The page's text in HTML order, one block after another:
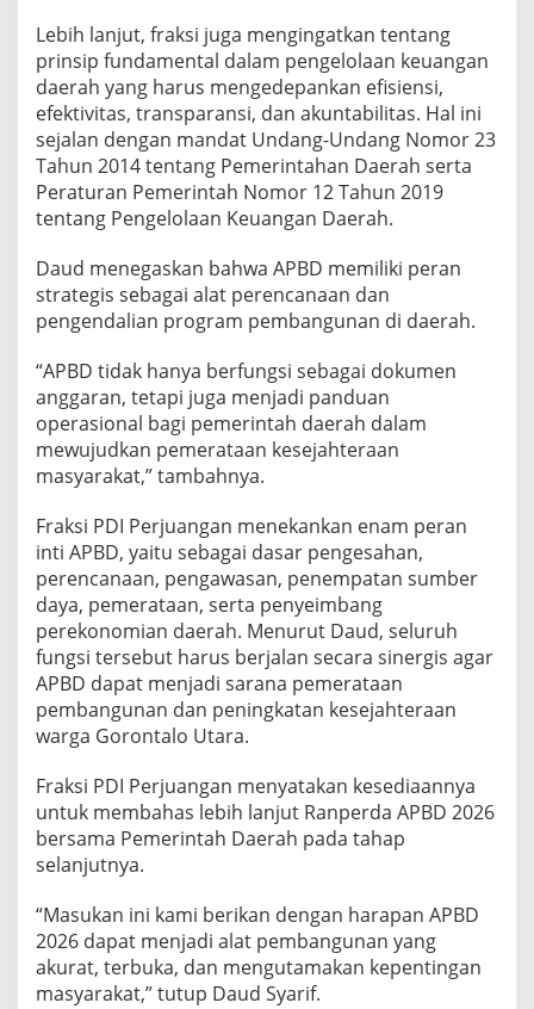
Lebih lanjut, fraksi juga mengingatkan tentang
prinsip fundamental dalam pengelolaan keuangan
daerah yang harus mengedepankan efisiensi,
efektivitas, transparansi, dan akuntabilitas. Hal ini
sejalan dengan mandat Undang-Undang Nomor 23
Tahun 2014 tentang Pemerintahan Daerah serta
Peraturan Pemerintah Nomor 12 Tahun 2019
tentang Pengelolaan Keuangan Daerah.
Daud menegaskan bahwa APBD memiliki peran
strategis sebagai alat perencanaan dan
pengendalian program pembangunan di daerah.
“APBD tidak hanya berfungsi sebagai dokumen
anggaran, tetapi juga menjadi panduan
operasional bagi pemerintah daerah dalam
mewujudkan pemerataan kesejahteraan
masyarakat,” tambahnya.
Fraksi PDI Perjuangan menekankan enam peran
inti APBD, yaitu sebagai dasar pengesahan,
perencanaan, pengawasan, penempatan sumber
daya, pemerataan, serta penyeimbang
perekonomian daerah. Menurut Daud, seluruh
fungsi tersebut harus berjalan secara sinergis agar
APBD dapat menjadi sarana pemerataan
pembangunan dan peningkatan kesejahteraan
warga Gorontalo Utara.
Fraksi PDI Perjuangan menyatakan kesediaannya
untuk membahas lebih lanjut Ranperda APBD 2026
bersama Pemerintah Daerah pada tahap
selanjutnya.
“Masukan ini kami berikan dengan harapan APBD
2026 dapat menjadi alat pembangunan yang
akurat, terbuka, dan mengutamakan kepentingan
masyarakat,” tutup Daud Syarif.